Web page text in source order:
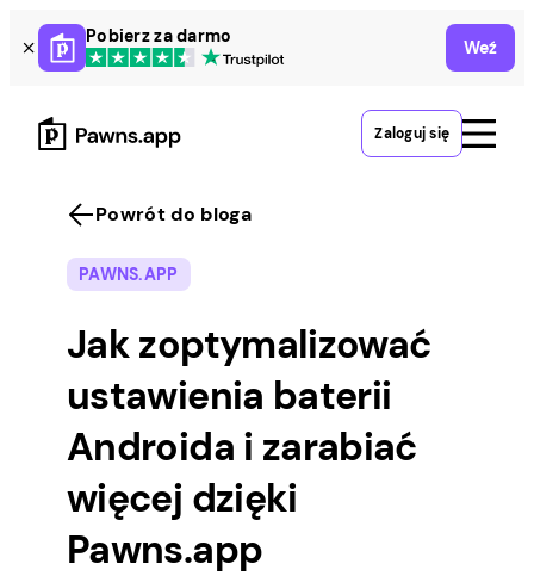
Skip
to
content
Pobierz za darmo
Weź
Zaloguj się
Powrót do bloga
PAWNS.APP
Jak zoptymalizować
ustawienia baterii
Androida i zarabiać
więcej dzięki
Pawns.app